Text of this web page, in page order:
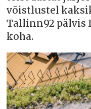
võistlustel
Tallinn92 pälvis
koha.